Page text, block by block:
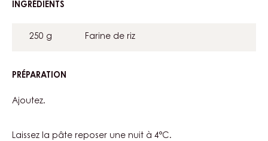
INGRÉDIENTS
250 g Farine de riz
PRÉPARATION
Ajoutez.
Laissez la pâte reposer une nuit à 4°C.